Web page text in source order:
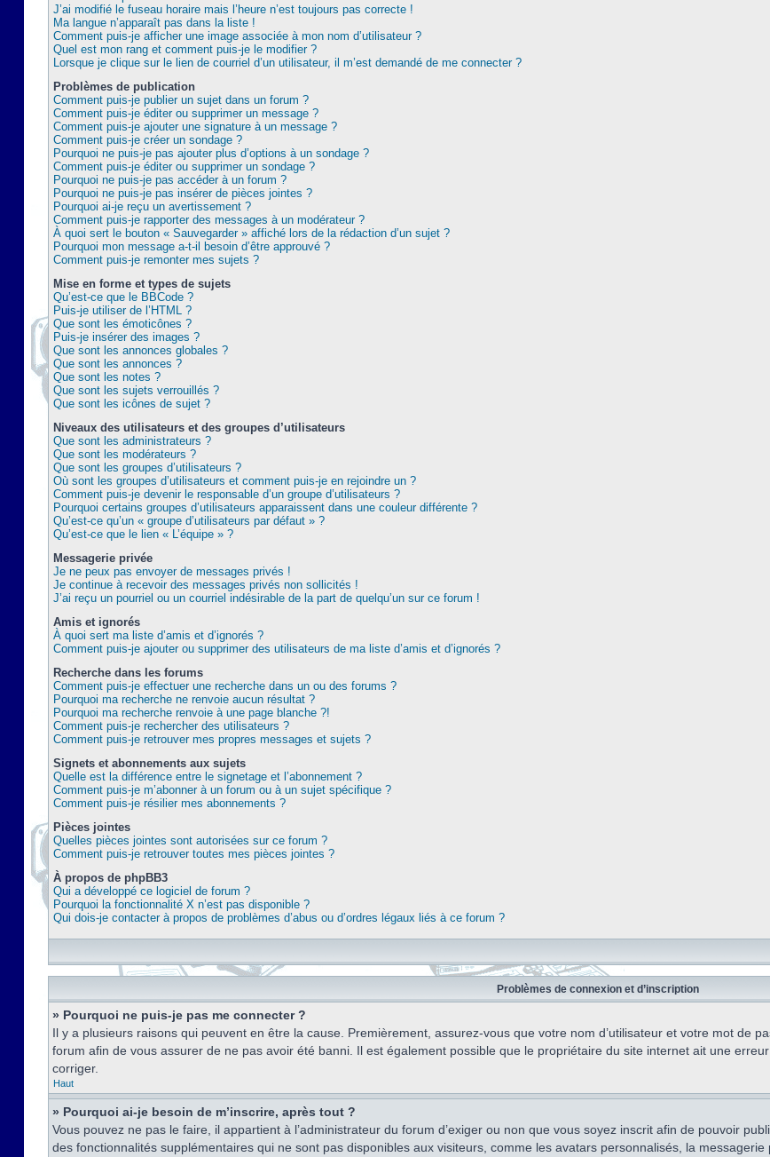
J’ai modifié le fuseau horaire mais l’heure n’est toujours pas correcte !
Ma langue n’apparaît pas dans la liste !
Comment puis-je afficher une image associée à mon nom d’utilisateur ?
Quel est mon rang et comment puis-je le modifier ?
Lorsque je clique sur le lien de courriel d’un utilisateur, il m’est demandé de me connecter ?
Problèmes de publication
Comment puis-je publier un sujet dans un forum ?
Comment puis-je éditer ou supprimer un message ?
Comment puis-je ajouter une signature à un message ?
Comment puis-je créer un sondage ?
Pourquoi ne puis-je pas ajouter plus d’options à un sondage ?
Comment puis-je éditer ou supprimer un sondage ?
Pourquoi ne puis-je pas accéder à un forum ?
Pourquoi ne puis-je pas insérer de pièces jointes ?
Pourquoi ai-je reçu un avertissement ?
Comment puis-je rapporter des messages à un modérateur ?
À quoi sert le bouton « Sauvegarder » affiché lors de la rédaction d’un sujet ?
Pourquoi mon message a-t-il besoin d’être approuvé ?
Comment puis-je remonter mes sujets ?
Mise en forme et types de sujets
Qu’est-ce que le BBCode ?
Puis-je utiliser de l’HTML ?
Que sont les émoticônes ?
Puis-je insérer des images ?
Que sont les annonces globales ?
Que sont les annonces ?
Que sont les notes ?
Que sont les sujets verrouillés ?
Que sont les icônes de sujet ?
Niveaux des utilisateurs et des groupes d’utilisateurs
Que sont les administrateurs ?
Que sont les modérateurs ?
Que sont les groupes d’utilisateurs ?
Où sont les groupes d’utilisateurs et comment puis-je en rejoindre un ?
Comment puis-je devenir le responsable d’un groupe d’utilisateurs ?
Pourquoi certains groupes d’utilisateurs apparaissent dans une couleur différente ?
Qu’est-ce qu’un « groupe d’utilisateurs par défaut » ?
Qu’est-ce que le lien « L’équipe » ?
Messagerie privée
Je ne peux pas envoyer de messages privés !
Je continue à recevoir des messages privés non sollicités !
J’ai reçu un pourriel ou un courriel indésirable de la part de quelqu’un sur ce forum !
Amis et ignorés
À quoi sert ma liste d’amis et d’ignorés ?
Comment puis-je ajouter ou supprimer des utilisateurs de ma liste d’amis et d’ignorés ?
Recherche dans les forums
Comment puis-je effectuer une recherche dans un ou des forums ?
Pourquoi ma recherche ne renvoie aucun résultat ?
Pourquoi ma recherche renvoie à une page blanche ?!
Comment puis-je rechercher des utilisateurs ?
Comment puis-je retrouver mes propres messages et sujets ?
Signets et abonnements aux sujets
Quelle est la différence entre le signetage et l’abonnement ?
Comment puis-je m’abonner à un forum ou à un sujet spécifique ?
Comment puis-je résilier mes abonnements ?
Pièces jointes
Quelles pièces jointes sont autorisées sur ce forum ?
Comment puis-je retrouver toutes mes pièces jointes ?
À propos de phpBB3
Qui a développé ce logiciel de forum ?
Pourquoi la fonctionnalité X n’est pas disponible ?
Qui dois-je contacter à propos de problèmes d’abus ou d’ordres légaux liés à ce forum ?
Problèmes de connexion et d’inscription
» Pourquoi ne puis-je pas me connecter ?
Il y a plusieurs raisons qui peuvent en être la cause. Premièrement, assurez-vous que votre nom d’utilisateur et votre mot de
forum afin de vous assurer de ne pas avoir été banni. Il est également possible que le propriétaire du site internet ait une
corriger.
Haut
» Pourquoi ai-je besoin de m’inscrire, après tout ?
Vous pouvez ne pas le faire, il appartient à l’administrateur du forum d’exiger ou non que vous soyez inscrit afin de pouvoir
des fonctionnalités supplémentaires qui ne sont pas disponibles aux visiteurs, comme les avatars personnalisés, la messagerie